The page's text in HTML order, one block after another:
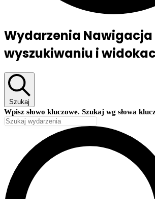
Wydarzenia
Wydarzenia Nawigacja
wyszukiwaniu i
Szukaj
Wpisz słowo kluczowe. Szukaj wg słowa